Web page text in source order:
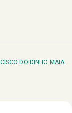
DOIDINHO MAIA